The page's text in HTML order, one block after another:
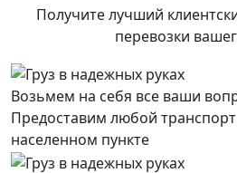
Получите лучший
перевозки
Возьмем на себя все ваши
Предоставим любой
населенном пункте